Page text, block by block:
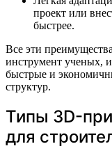
проект или
быстрее.
Все эти
инструмент ученых,
быстрые и
структур.
Типы 3D-
для